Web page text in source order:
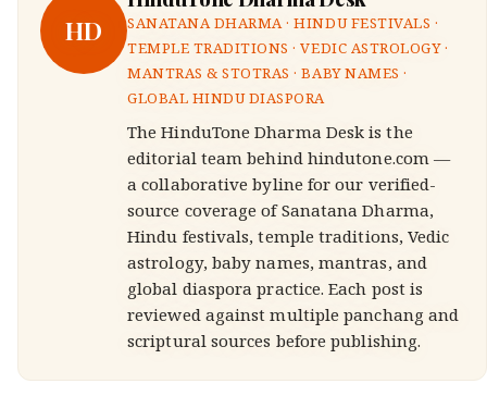
HD
SANATANA DHARMA · HINDU FESTIVALS ·
TEMPLE TRADITIONS · VEDIC ASTROLOGY ·
MANTRAS & STOTRAS · BABY NAMES ·
GLOBAL HINDU DIASPORA
The HinduTone Dharma Desk is the
editorial team behind hindutone.com —
a collaborative byline for our verified-
source coverage of Sanatana Dharma,
Hindu festivals, temple traditions, Vedic
astrology, baby names, mantras, and
global diaspora practice. Each post is
reviewed against multiple panchang and
scriptural sources before publishing.